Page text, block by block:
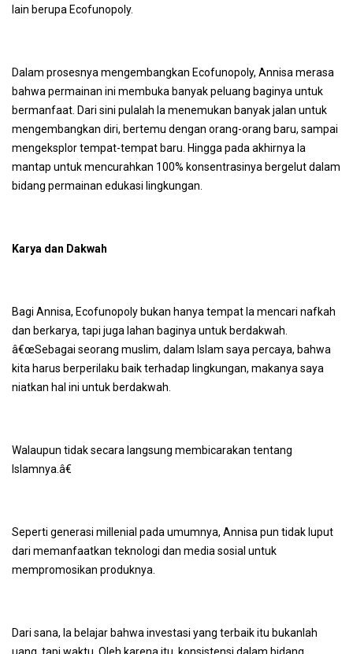
lain berupa Ecofunopoly.
Dalam prosesnya mengembangkan Ecofunopoly, Annisa merasa
bahwa permainan ini membuka banyak peluang baginya untuk
bermanfaat. Dari sini pulalah Ia menemukan banyak jalan untuk
mengembangkan diri, bertemu dengan orang-orang baru, sampai
mengeksplor tempat-tempat baru. Hingga pada akhirnya Ia
mantap untuk mencurahkan 100% konsentrasinya bergelut dalam
bidang permainan edukasi lingkungan.
Karya dan Dakwah
Bagi Annisa, Ecofunopoly bukan hanya tempat Ia mencari nafkah
dan berkarya, tapi juga lahan baginya untuk berdakwah.
â€œSebagai seorang muslim, dalam Islam saya percaya, bahwa
kita harus berperilaku baik terhadap lingkungan, makanya saya
niatkan hal ini untuk berdakwah.
Walaupun tidak secara langsung membicarakan tentang
Islamnya.â€
Seperti generasi millenial pada umumnya, Annisa pun tidak luput
dari memanfaatkan teknologi dan media sosial untuk
mempromosikan produknya.
Dari sana, Ia belajar bahwa investasi yang terbaik itu bukanlah